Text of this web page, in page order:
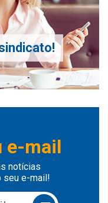
e-mail
notícias
seu e-mail!